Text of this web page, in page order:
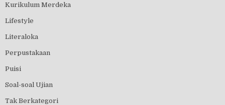
Kurikulum Merdeka
Lifestyle
Literaloka
Perpustakaan
Puisi
Soal-soal Ujian
Tak Berkategori